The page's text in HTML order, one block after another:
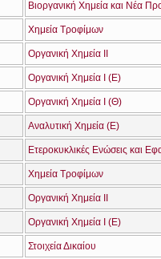
Βιοργανική Χημεία και Νέα
Χημεία Τροφίμων
Οργανική Χημεία ΙΙ
Οργανική Χημεία Ι (Ε)
Οργανική Χημεία Ι (Θ)
Αναλυτική Χημεία (Ε)
Ετεροκυκλικές Ενώσεις και
Χημεία Τροφίμων
Οργανική Χημεία ΙΙ
Οργανική Χημεία Ι (Ε)
Στοιχεία Δικαίου